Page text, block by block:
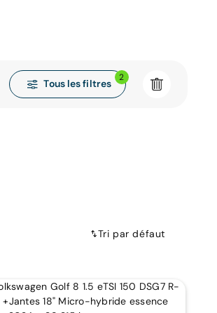
Tous les filtres
2
Tri par défaut